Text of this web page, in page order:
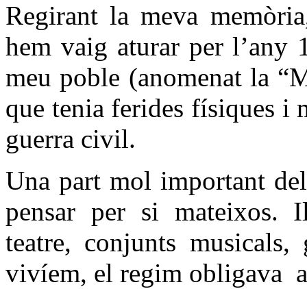
Regirant la meva
hem vaig aturar per l’any
meu poble (anomenat la
que tenia ferides físiques i
guerra civil.
Una part mol important
pensar per si mateixos.
teatre, conjunts
vivíem, el regim obligava